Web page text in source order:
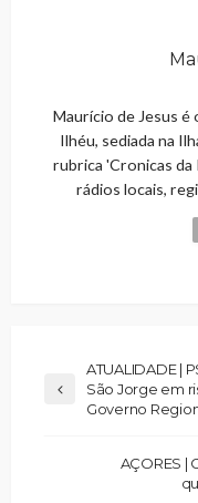
Maurício de Jesus é
Ilhéu, sediada na
rubrica 'Cronicas da
rádios locais,
ATUALIDADE |
São Jorge em
Governo
AÇORES |